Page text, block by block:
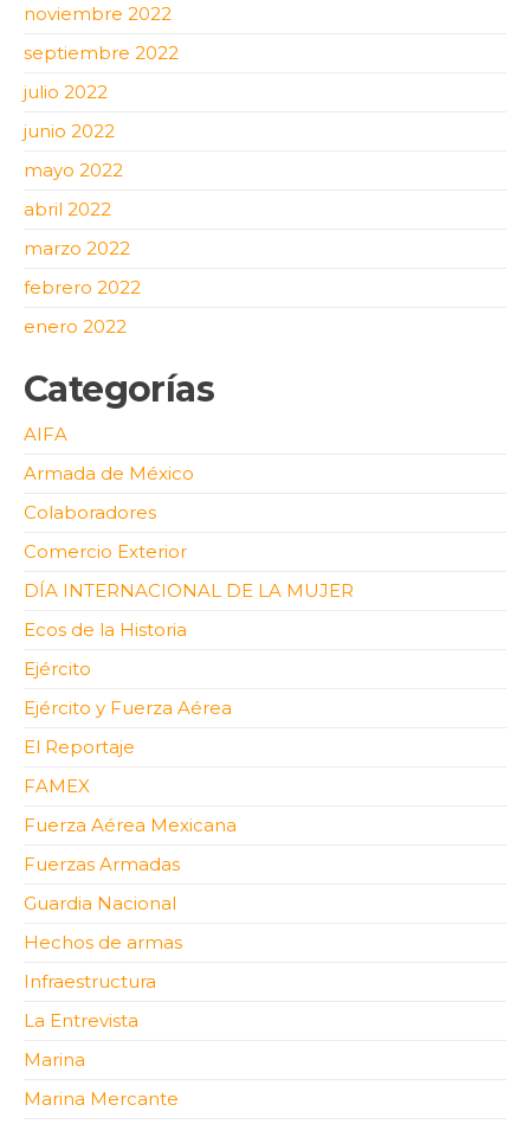
noviembre 2022
septiembre 2022
julio 2022
junio 2022
mayo 2022
abril 2022
marzo 2022
febrero 2022
enero 2022
Categorías
AIFA
Armada de México
Colaboradores
Comercio Exterior
DÍA INTERNACIONAL DE LA MUJER
Ecos de la Historia
Ejército
Ejército y Fuerza Aérea
El Reportaje
FAMEX
Fuerza Aérea Mexicana
Fuerzas Armadas
Guardia Nacional
Hechos de armas
Infraestructura
La Entrevista
Marina
Marina Mercante